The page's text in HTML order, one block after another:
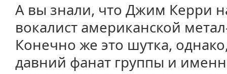
А вы знали, что Джим Керри
вокалист американской
Конечно же это шутка,
давний фанат группы и